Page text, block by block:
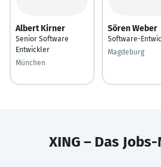
Albert Kirner
Senior Software
Entwickler
München
Sören Weber
Software-
Magdeburg
XING – Das